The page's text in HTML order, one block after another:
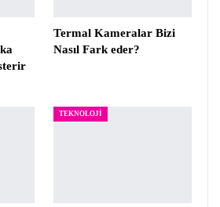
Termal Kameralar Bizi
Nasıl Fark eder?
TEKNOLOJI